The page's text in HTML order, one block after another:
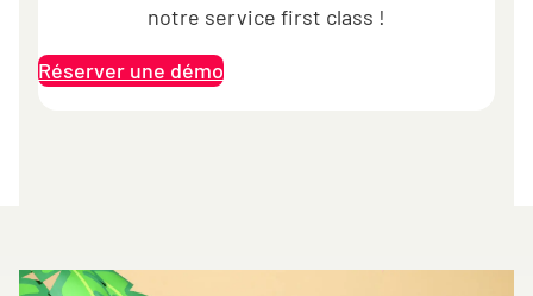
notre service first class !
Réserver une démo